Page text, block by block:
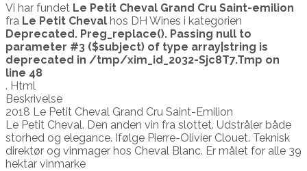
Vi har fundet Le Petit Cheval Grand Cru Saint-emilion
fra Le Petit Cheval hos DH Wines i kategorien
Deprecated. Preg_replace(). Passing null to
parameter #3 ($subject) of type array|string is
deprecated in /tmp/xim_id_2032-Sjc8T7.Tmp on
line 48
. Html
Beskrivelse
2018 Le Petit Cheval Grand Cru Saint-Emilion
Le Petit Cheval. Den anden vin fra slottet. Udstråler både
storhed og elegance. Ifølge Pierre-Olivier Clouet. Teknisk
direktør og vinmager hos Cheval Blanc. Er målet for alle 39
hektar vinmarke